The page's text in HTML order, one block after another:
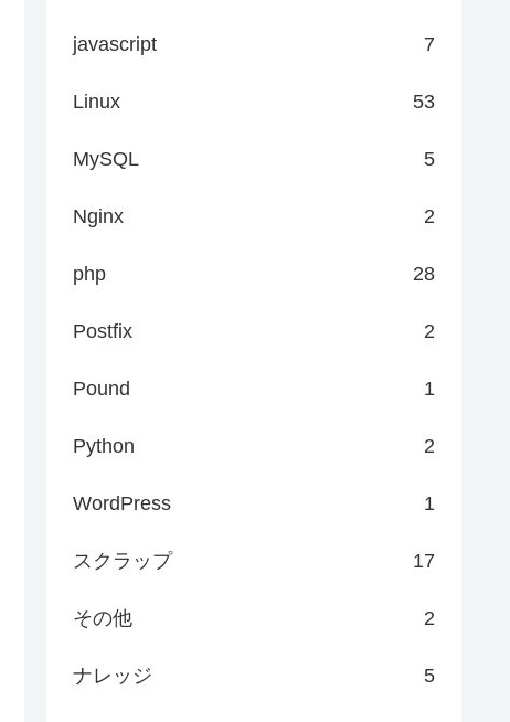
javascript 7
Linux 53
MySQL 5
Nginx 2
php 28
Postfix 2
Pound 1
Python 2
WordPress 1
スクラップ 17
その他 2
ナレッジ 5